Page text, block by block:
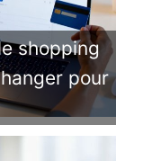
shopping
pour